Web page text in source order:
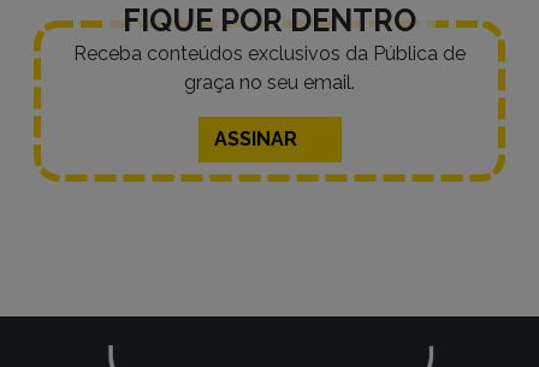
FIQUE POR DENTRO
Receba conteúdos exclusivos da Pública de
graça no seu email.
ASSINAR